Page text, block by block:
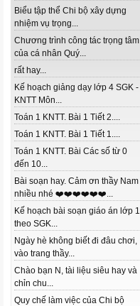
Biểu tập thể Chi bộ xây dựng
nhiệm vụ trọng...
Chương trình công tác trọng tâm
của cá nhân Quý...
rất hay...
Kế hoạch giảng dạy lớp 4 SGK -
KNTT Môn...
Toán 1 KNTT. Bài 1 Tiết 2....
Toán 1 KNTT. Bài 1 Tiết 1....
Toán 1 KNTT. Bài Các số từ 0
đến 10...
Bài soạn hay. Cảm ơn thầy Nam
nhiều nhé ❤️❤️❤️❤️❤️❤️...
Kế hoạch bài soạn giáo án lớp 1
theo SGK...
Ngày hè không biết đi đâu chơi,
vào trang thầy...
Chào bạn N, tài liệu siêu hay và
chỉn chu...
Quy chế làm việc của Chi bộ